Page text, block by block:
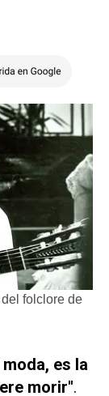
folclore de
es la
morir".